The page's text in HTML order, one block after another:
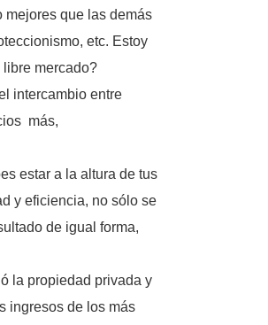
mejores que las demás
etc. Estoy
mercado?
intercambio entre
más,
estar a la altura de tus
y eficiencia, no sólo se
de igual forma,
la propiedad privada y
ingresos de los más